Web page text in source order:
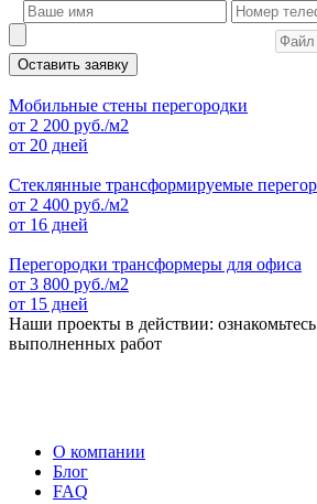
Оставить заявку
Мобильные стены перегородки
от 2 200 руб./м2
от 20 дней
Стеклянные трансформируемые
от 2 400 руб./м2
от 16 дней
Перегородки трансформеры для офиса
от 3 800 руб./м2
от 15 дней
Наши проекты в действии:
выполненных работ
О компании
Блог
FAQ